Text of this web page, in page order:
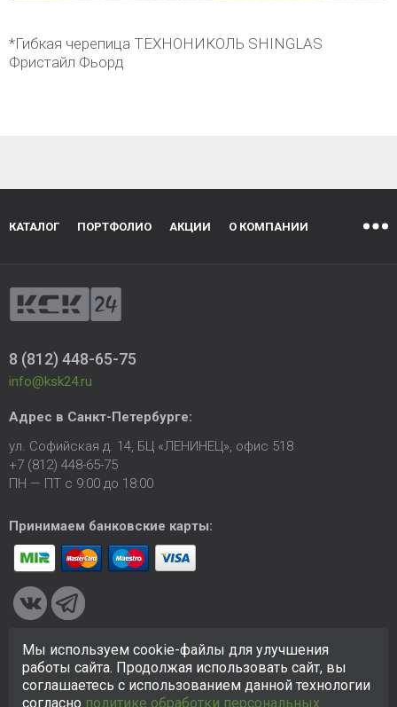
*Гибкая черепица ТЕХНОНИКОЛЬ SHINGLAS
Фристайл Фьорд
КАТАЛОГ ПОРТФОЛИО АКЦИИ О КОМПАНИИ
8 (812) 448-65-75
info@ksk24.ru
Адрес в Санкт-Петербурге:
ул. Софийская д. 14, БЦ «ЛЕНИНЕЦ», офис 518
+7 (812) 448-65-75
ПН — ПТ с 9:00 до 18:00
Принимаем банковские карты:
© 2005-2026 ООО «КСК». Сайтhttps://ksk24.ruсоздан
исключительно в информационных целях и любая информация
на сайте не является публичной офертой.Политика в
отношении персональных данных
Мы используем cookie-файлы для улучшения
работы сайта. Продолжая использовать сайт, вы
соглашаетесь с использованием данной технологии
согласно политике обработки персональных